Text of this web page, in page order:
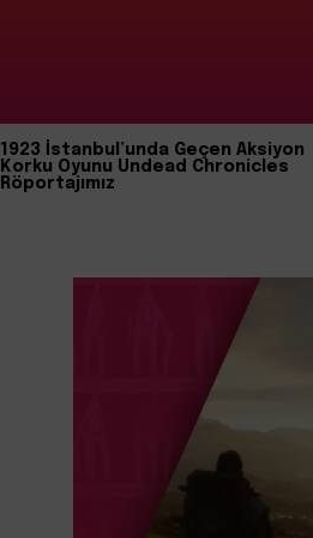
1923 İstanbul’unda Geçen Aksiyon
Korku Oyunu Undead Chronicles
Röportajımız